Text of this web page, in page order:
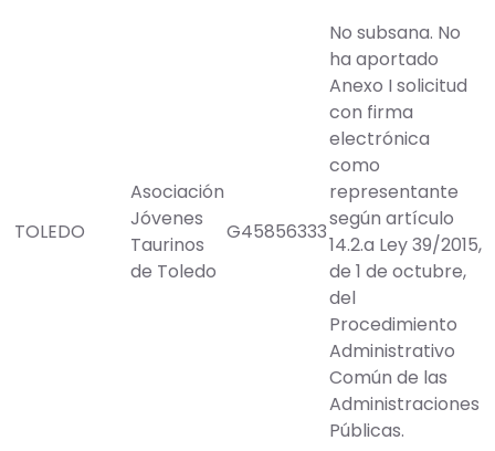
TOLEDO
Asociación
Jóvenes
Taurinos
de Toledo
G45856333
No subsana. No
ha aportado
Anexo I solicitud
con firma
electrónica
como
representante
según artículo
14.2.a Ley 39/2015,
de 1 de octubre,
del
Procedimiento
Administrativo
Común de las
Administraciones
Públicas.